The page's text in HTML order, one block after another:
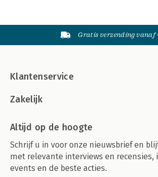
Gratis verzending vanaf
Klantenservice
Zakelijk
Altijd op de hoogte
Schrijf u in voor onze nieuwsbrief en
met relevante interviews en recensies,
events en de beste acties.